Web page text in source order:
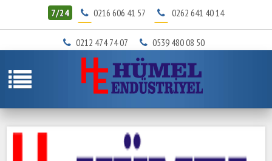
7/24 0216 606 41 57 0262 641 40 14
0212 474 74 07 0539 480 08 50